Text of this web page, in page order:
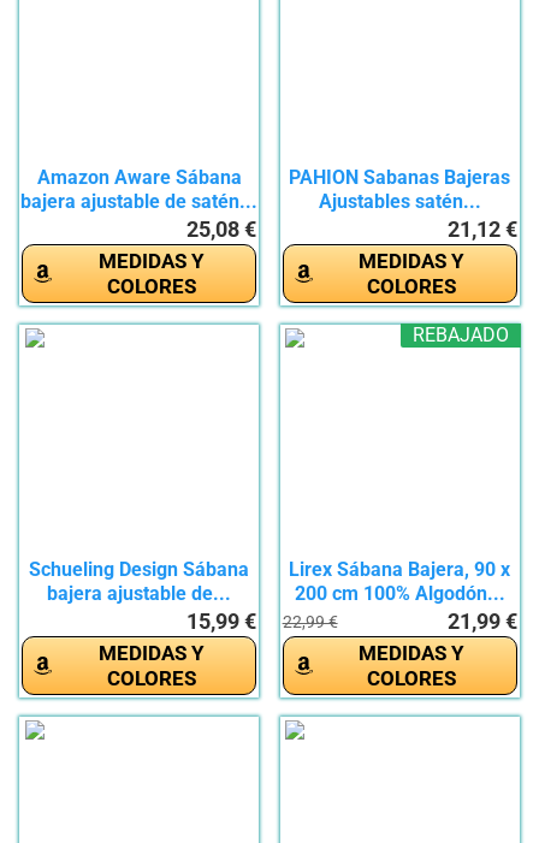
Amazon Aware Sábana
bajera ajustable de satén...
25,08 €
MEDIDAS Y
COLORES
PAHION Sabanas Bajeras
Ajustables satén...
21,12 €
MEDIDAS Y
COLORES
Schueling Design Sábana
bajera ajustable de...
15,99 €
MEDIDAS Y
COLORES
REBAJADO
Lirex Sábana Bajera, 90 x
200 cm 100% Algodón...
22,99 € 21,99 €
MEDIDAS Y
COLORES